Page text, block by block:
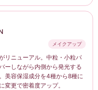
メイクアップ
リニューアル。中粒・小粒パ
ーしながら内側から発光する
美容保湿成分を4種から8種に
変更で密着度アップ。